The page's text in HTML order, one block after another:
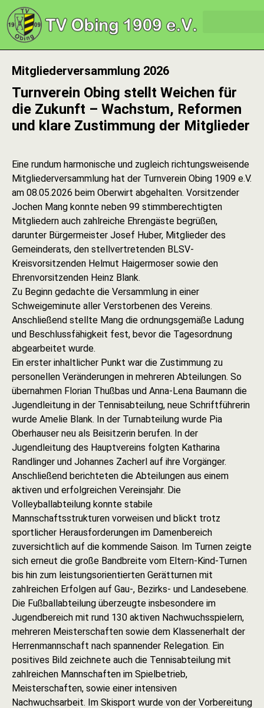
Mitgliederversammlung 2026
Turnverein Obing stellt Weichen für
die Zukunft – Wachstum, Reformen
und klare Zustimmung der Mitglieder
Eine rundum harmonische und zugleich richtungsweisende
Mitgliederversammlung hat der Turnverein Obing 1909 e.V.
am 08.05.2026 beim Oberwirt abgehalten. Vorsitzender
Jochen Mang konnte neben 99 stimmberechtigten
Mitgliedern auch zahlreiche Ehrengäste begrüßen,
darunter Bürgermeister Josef Huber, Mitglieder des
Gemeinderats, den stellvertretenden BLSV-
Kreisvorsitzenden Helmut Haigermoser sowie den
Ehrenvorsitzenden Heinz Blank.
Zu Beginn gedachte die Versammlung in einer
Schweigeminute aller Verstorbenen des Vereins.
Anschließend stellte Mang die ordnungsgemäße Ladung
und Beschlussfähigkeit fest, bevor die Tagesordnung
abgearbeitet wurde.
Ein erster inhaltlicher Punkt war die Zustimmung zu
personellen Veränderungen in mehreren Abteilungen. So
übernahmen Florian Thußbas und Anna-Lena Baumann die
Jugendleitung in der Tennisabteilung, neue Schriftführerin
wurde Amelie Blank. In der Turnabteilung wurde Pia
Oberhauser neu als Beisitzerin berufen. In der
Jugendleitung des Hauptvereins folgten Katharina
Randlinger und Johannes Zacherl auf ihre Vorgänger.
Anschließend berichteten die Abteilungen aus einem
aktiven und erfolgreichen Vereinsjahr. Die
Volleyballabteilung konnte stabile
Mannschaftsstrukturen vorweisen und blickt trotz
sportlicher Herausforderungen im Damenbereich
zuversichtlich auf die kommende Saison. Im Turnen zeigte
sich erneut die große Bandbreite vom Eltern-Kind-Turnen
bis hin zum leistungsorientierten Gerätturnen mit
zahlreichen Erfolgen auf Gau-, Bezirks- und Landesebene.
Die Fußballabteilung überzeugte insbesondere im
Jugendbereich mit rund 130 aktiven Nachwuchsspielern,
mehreren Meisterschaften sowie dem Klassenerhalt der
Herrenmannschaft nach spannender Relegation. Ein
positives Bild zeichnete auch die Tennisabteilung mit
zahlreichen Mannschaften im Spielbetrieb,
Meisterschaften, sowie einer intensiven
Nachwuchsarbeit. Im Skisport wurde von der Vorbereitung